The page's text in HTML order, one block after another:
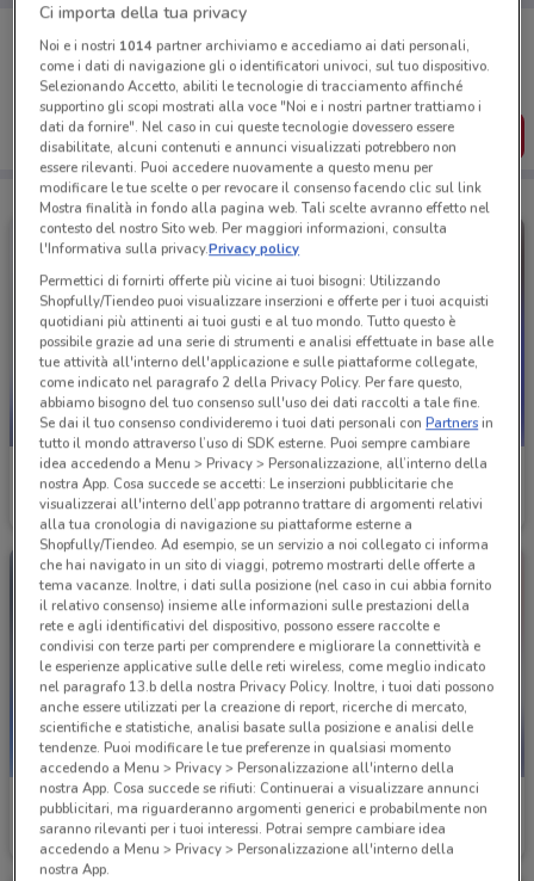
Porta DoveConviene sempre con te!
Puoi trovare le migliori offerte dei negozi vicino a te,
salvarle e creare la tua lista del risparmio, comodamente
dal tuo cellulare.
SCARICA L’APP
NUOVO
TIM
Scade il 07/09 1.3 km
TIM
Scade il 30/08 1.3 km
TIM
Scade il 06/09 1.3 km
TIM
Scade il 30/08
Ci importa della tua privacy
Noi e i nostri 1014partner archiviamo e accediamo ai dati personali,
come i dati di navigazione gli o identificatori univoci, sul tuo dispositivo.
Selezionando Accetto, abiliti le tecnologie di tracciamento affinché
supportino gli scopi mostrati alla voce "Noi e i nostri partner trattiamo i
dati da fornire". Nel caso in cui queste tecnologie dovessero essere
disabilitate, alcuni contenuti e annunci visualizzati potrebbero non
essere rilevanti. Puoi accedere nuovamente a questo menu per
modificare le tue scelte o per revocare il consenso facendo clic sul link
Mostra finalità in fondo alla pagina web. Tali scelte avranno effetto nel
contesto del nostro Sito web. Per maggiori informazioni, consulta
l'Informativa sulla privacy.Privacy policy
Permettici di fornirti offerte più vicine ai tuoi bisogni: Utilizzando
Shopfully/Tiendeo puoi visualizzare inserzioni e offerte per i tuoi acquisti
quotidiani più attinenti ai tuoi gusti e al tuo mondo. Tutto questo è
possibile grazie ad una serie di strumenti e analisi effettuate in base alle
tue attività all'interno dell'applicazione e sulle piattaforme collegate,
come indicato nel paragrafo 2 della Privacy Policy. Per fare questo,
abbiamo bisogno del tuo consenso sull'uso dei dati raccolti a tale fine.
Se dai il tuo consenso condivideremo i tuoi dati personali conPartnersin
tutto il mondo attraverso l’uso di SDK esterne. Puoi sempre cambiare
idea accedendo a Menu > Privacy > Personalizzazione, all’interno della
nostra App. Cosa succede se accetti: Le inserzioni pubblicitarie che
visualizzerai all'interno dell’app potranno trattare di argomenti relativi
alla tua cronologia di navigazione su piattaforme esterne a
Shopfully/Tiendeo. Ad esempio, se un servizio a noi collegato ci informa
che hai navigato in un sito di viaggi, potremo mostrarti delle offerte a
tema vacanze. Inoltre, i dati sulla posizione (nel caso in cui abbia fornito
il relativo consenso) insieme alle informazioni sulle prestazioni della
rete e agli identificativi del dispositivo, possono essere raccolte e
condivisi con terze parti per comprendere e migliorare la connettività e
le esperienze applicative sulle delle reti wireless, come meglio indicato
nel paragrafo 13.b della nostra Privacy Policy. Inoltre, i tuoi dati possono
anche essere utilizzati per la creazione di report, ricerche di mercato,
scientifiche e statistiche, analisi basate sulla posizione e analisi delle
tendenze. Puoi modificare le tue preferenze in qualsiasi momento
accedendo a Menu > Privacy > Personalizzazione all'interno della
nostra App. Cosa succede se rifiuti: Continuerai a visualizzare annunci
pubblicitari, ma riguarderanno argomenti generici e probabilmente non
saranno rilevanti per i tuoi interessi. Potrai sempre cambiare idea
accedendo a Menu > Privacy > Personalizzazione all'interno della
nostra App.